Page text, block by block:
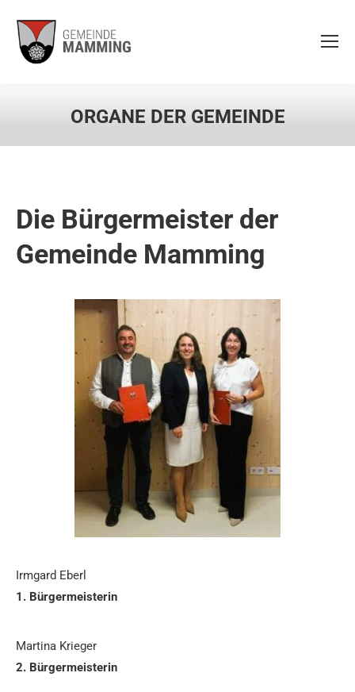
ORGANE DER GEMEINDE
Die Bürgermeister der
Gemeinde Mamming
Irmgard Eberl
1. Bürgermeisterin
Martina Krieger
2. Bürgermeisterin